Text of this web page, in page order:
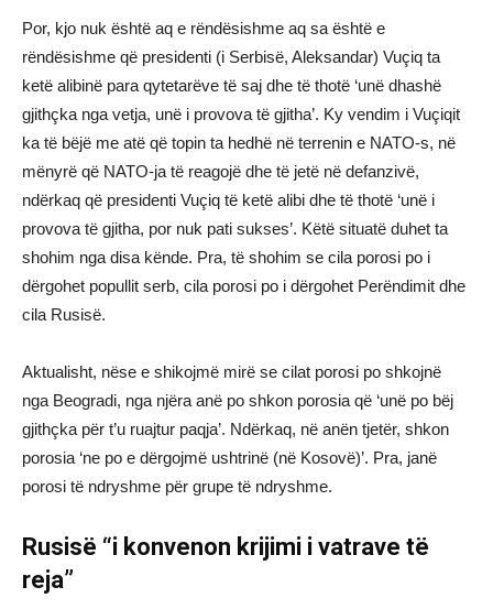
Por, kjo nuk është aq e rëndësishme aq sa është e
rëndësishme që presidenti (i Serbisë, Aleksandar) Vuçiq ta
ketë alibinë para qytetarëve të saj dhe të thotë ‘unë dhashë
gjithçka nga vetja, unë i provova të gjitha’. Ky vendim i Vuçiqit
ka të bëjë me atë që topin ta hedhë në terrenin e NATO-s, në
mënyrë që NATO-ja të reagojë dhe të jetë në defanzivë,
ndërkaq që presidenti Vuçiq të ketë alibi dhe të thotë ‘unë i
provova të gjitha, por nuk pati sukses’. Këtë situatë duhet ta
shohim nga disa kënde. Pra, të shohim se cila porosi po i
dërgohet popullit serb, cila porosi po i dërgohet Perëndimit dhe
cila Rusisë.
Aktualisht, nëse e shikojmë mirë se cilat porosi po shkojnë
nga Beogradi, nga njëra anë po shkon porosia që ‘unë po bëj
gjithçka për t’u ruajtur paqja’. Ndërkaq, në anën tjetër, shkon
porosia ‘ne po e dërgojmë ushtrinë (në Kosovë)’. Pra, janë
porosi të ndryshme për grupe të ndryshme.
Rusisë “i konvenon krijimi i vatrave të
reja”